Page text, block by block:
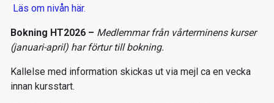
Läs om nivån här.
Bokning HT2026 – Medlemmar från vårterminens kurser
(januari-april) har förtur till bokning.
Kallelse med information skickas ut via mejl ca en vecka
innan kursstart.